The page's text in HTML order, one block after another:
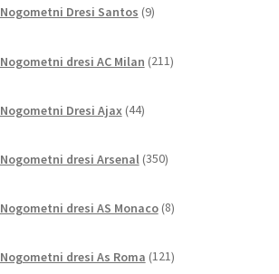
Nogometni Dresi Santos 9izdelkov
Nogometni dresi AC Milan 211izdelkov
Nogometni Dresi Ajax 44izdelkov
Nogometni dresi Arsenal 350izdelkov
Nogometni dresi AS Monaco 8izdelkov
Nogometni dresi As Roma 121izdelkov